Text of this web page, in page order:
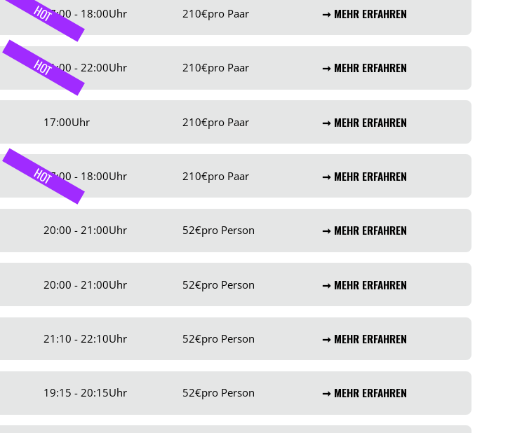
HOT17:00 - 18:00Uhr 210€pro Paar ➞ MEHR ERFAHREN
HOT21:00 - 22:00Uhr 210€pro Paar ➞ MEHR ERFAHREN
17:00Uhr 210€pro Paar ➞ MEHR ERFAHREN
HOT17:00 - 18:00Uhr 210€pro Paar ➞ MEHR ERFAHREN
20:00 - 21:00Uhr 52€pro Person ➞ MEHR ERFAHREN
20:00 - 21:00Uhr 52€pro Person ➞ MEHR ERFAHREN
21:10 - 22:10Uhr 52€pro Person ➞ MEHR ERFAHREN
19:15 - 20:15Uhr 52€pro Person ➞ MEHR ERFAHREN